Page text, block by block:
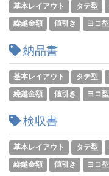
基本レイアウト タテ型
繰越金額
値引き ヨコ型
納品書
基本レイアウト タテ型
繰越金額
値引き ヨコ型
検収書
基本レイアウト タテ型
繰越金額
値引き ヨコ型